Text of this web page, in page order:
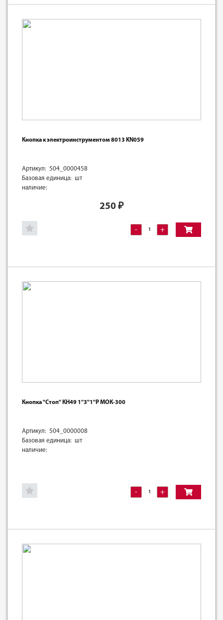
Кнопка к электроинструментом 8013 KN059
Артикул: 504_0000458
Базовая единица: шт
наличие:
250 ₽
- +
Кнопка "Стоп" КН49 1"3"1"Р МОК-300
Артикул: 504_0000008
Базовая единица: шт
наличие:
- +